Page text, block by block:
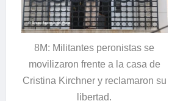
8M: Militantes peronistas se
movilizaron frente a la casa de
Cristina Kirchner y reclamaron su
libertad.